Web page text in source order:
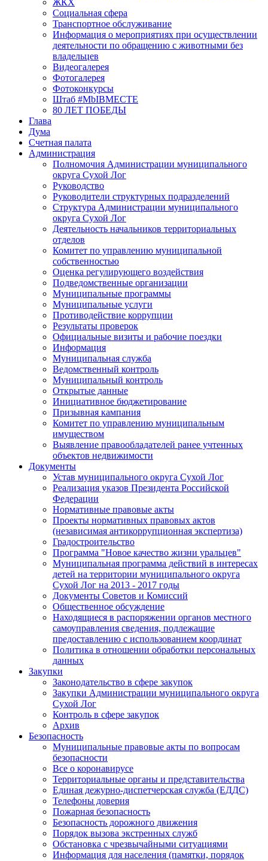
ЖКХ
Социальная сфера
Транспортное обслуживание
Информация о мероприятиях при осуществлении
деятельности по обращению с животными без
владельцев
Видеогалерея
Фотогалерея
Фотоконкурсы
Штаб #MbIBMECTE
80 ЛЕТ ПОБЕДЫ
Глава
Дума
Счетная палата
Администрация
Полномочия Администрации муниципального
округа Сухой Лог
Руководство
Руководители структурных подразделений
Структура Администрации муниципального
округа Сухой Лог
Деятельность начальников территориальных
отделов
Комитет по управлению муниципальной
собственностью
Оценка регулирующего воздействия
Подведомственные организации
Муниципальные программы
Муниципальные услуги
Противодействие коррупции
Результаты проверок
Официальные визиты и рабочие поездки
Информация
Муниципальная служба
Ведомственный контроль
Муниципальный контроль
Открытые данные
Инициативное бюджетирование
Призывная кампания
Комитет по управлению муниципальным
имуществом
Выявление правообладателей ранее учтенных
объектов недвижимости
Документы
Устав муниципального округа Сухой Лог
Реализация указов Президента Российской
Федерации
Нормативные правовые акты
Проекты нормативных правовых актов
(независимая антикоррупционная экспертиза)
Градостроительство
Программа "Новое качество жизни уральцев"
Муниципальная программа действий в интересах
детей на территории муниципального округа
Сухой Лог на 2013 - 2017 годы
Документы Советов и Комиссий
Общественное обсуждение
Находящиеся в распоряжении органов местного
самоуправления сведения, подлежащие
предоставлению с использованием координат
Политика в отношении обработки персональных
данных
Закупки
Законодательство в сфере закупок
Закупки Администрации муниципального округа
Сухой Лог
Контроль в сфере закупок
Архив
Безопасность
Муниципальные правовые акты по вопросам
безопасности
Все о коронавирусе
Территориальные органы и представительства
Единая дежурно-диспетчерская служба (ЕДДС)
Телефоны доверия
Пожарная безопасность
Безопасность дорожного движения
Порядок вызова экстренных служб
Обстановка с чрезвычайными ситуациями
Информация для населения (памятки, порядок